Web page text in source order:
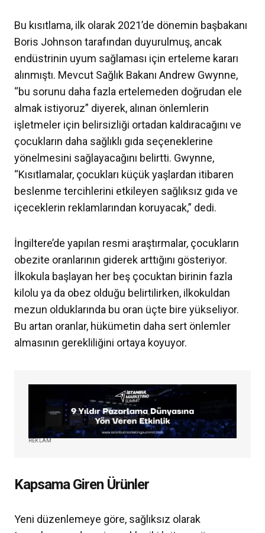
Bu kısıtlama, ilk olarak 2021’de dönemin başbakanı
Boris Johnson tarafından duyurulmuş, ancak
endüstrinin uyum sağlaması için erteleme kararı
alınmıştı. Mevcut Sağlık Bakanı Andrew Gwynne,
“bu sorunu daha fazla ertelemeden doğrudan ele
almak istiyoruz” diyerek, alınan önlemlerin
işletmeler için belirsizliği ortadan kaldıracağını ve
çocukların daha sağlıklı gıda seçeneklerine
yönelmesini sağlayacağını belirtti. Gwynne,
“Kısıtlamalar, çocukları küçük yaşlardan itibaren
beslenme tercihlerini etkileyen sağlıksız gıda ve
içeceklerin reklamlarından koruyacak,” dedi.
İngiltere’de yapılan resmi araştırmalar, çocukların
obezite oranlarının giderek arttığını gösteriyor.
İlkokula başlayan her beş çocuktan birinin fazla
kilolu ya da obez olduğu belirtilirken, ilkokuldan
mezun olduklarında bu oran üçte bire yükseliyor.
Bu artan oranlar, hükümetin daha sert önlemler
almasının gerekliliğini ortaya koyuyor.
REKLAM
Kapsama Giren Ürünler
Yeni düzenlemeye göre, sağlıksız olarak